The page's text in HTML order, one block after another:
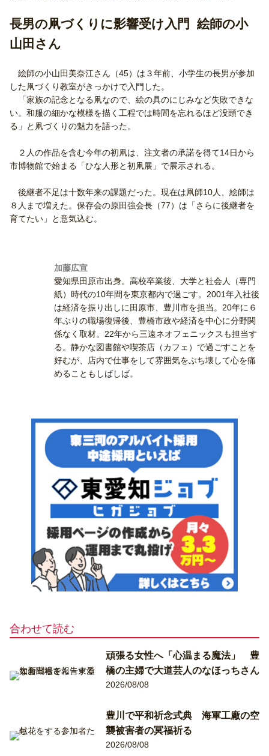
長男の凧づくりに影響受け入門 絵師の小
山田さん
絵師の小山田美奈江さん（45）は３年前、小学生の長男が参加
した凧づくり教室がきっかけで入門した。
「家族の記念となる凧なので、絵の具のにじみなど失敗できな
い。和服の細かな模様を描く工程では時間を忘れるほど没頭でき
る」と凧づくりの魅力を語った。
２人の作品を含む今年の初凧は、注文者の承諾を得て14日から
市博物館で始まる「ひな人形と初凧展」で展示される。
後継者不足は十数年来の課題だった。現在は凧師10人、絵師は
８人まで増えた。保存会の原田強会長（77）は「さらに後継者を
育てたい」と意気込む。
加藤広宣
愛知県田原市出身。高校卒業後、大学と社会人（専門
紙）時代の10年間を東京都内で過ごす。2001年入社後
は経済を振り出しに田原市、豊川市を担当。20年に６
年ぶりの職場復帰後、豊橋市政や経済を中心に分野関
係なく取材。22年から三遠ネオフェニックスも担当す
る。静かな図書館や喫茶店（カフェ）で過ごすことを
好むが、店内で仕事をして雰囲気をぶち壊して心を痛
めることもしばしば。
合わせて読む
頑張る女性へ「心温まる魔法」 豊
橋の主婦で大道芸人のなほっちさん
2026/08/08
豊川で平和祈念式典 海軍工廠の空
襲被害者の冥福祈る
2026/08/08